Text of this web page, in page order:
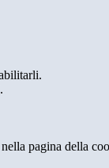
.
pagina della